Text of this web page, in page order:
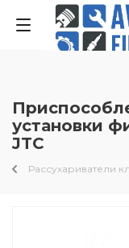
установки
JTC
Рассухариватели